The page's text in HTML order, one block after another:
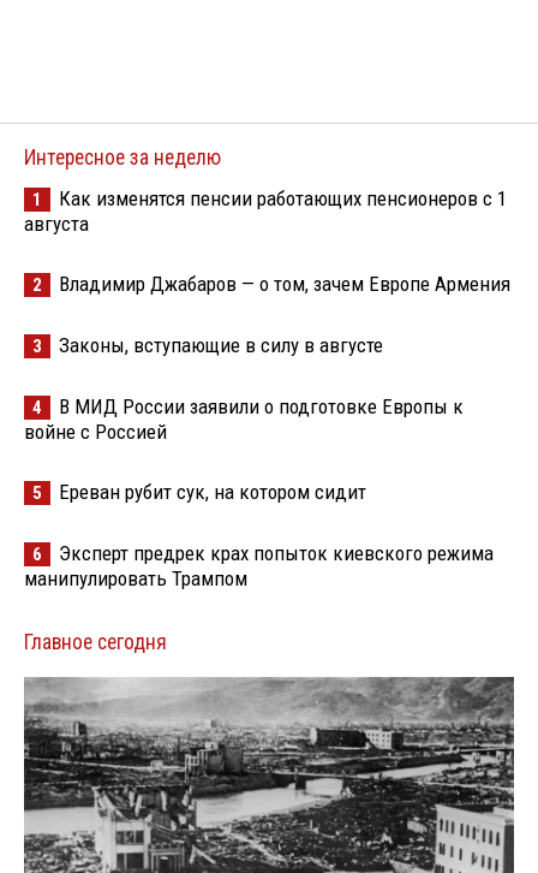
Интересное за неделю
1
Как изменятся пенсии работающих пенсионеров с 1
августа
2 Владимир Джабаров — о том, зачем Европе Армения
3 Законы, вступающие в силу в августе
4
В МИД России заявили о подготовке Европы к
войне с Россией
5 Ереван рубит сук, на котором сидит
6
Эксперт предрек крах попыток киевского режима
манипулировать Трампом
Главное сегодня